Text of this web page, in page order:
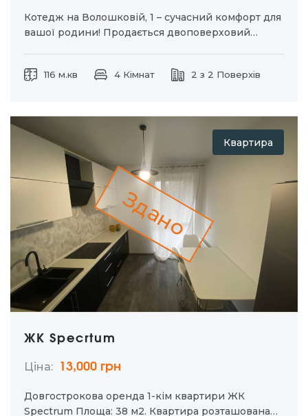
Котедж на Волошковій, 1 – сучасний комфорт для
вашої родини! Продається двоповерховий
урахуванням сучасних технологій. Переваги
116 м.кв 4 Кімнат 2 з 2 Поверхів
Квартира
Здано
ЖК Specrtum
Ціна: 13,000 грн
Довгострокова оренда 1-кім квартири ЖК
Spectrum Площа: 38 м2. Квартира розташована